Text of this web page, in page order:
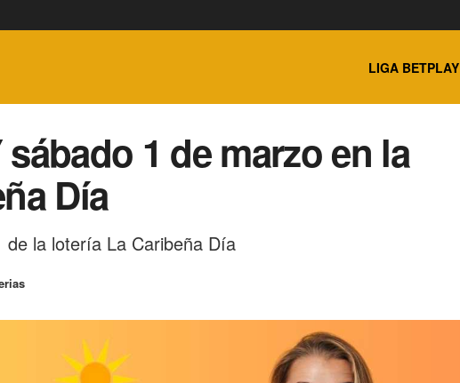
LIGA BETPLAY
1 de marzo en la
Día
la lotería La Caribeña Día